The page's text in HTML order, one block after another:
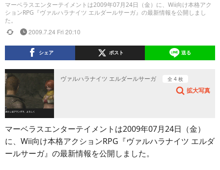
マーベラスエンターテイメントは2009年07月24日（金）に、Wii向け本格アク
ションRPG『ヴァルハラナイツ エルダールサーガ』の最新情報を公開しまし
た。
2009.7.24 Fri 20:10
シェア ポスト 送る
ヴァルハラナイツ エルダールサーガ 全 4 枚
拡大写真
マーベラスエンターテイメントは2009年07月24日（金）
に、Wii向け本格アクションRPG『ヴァルハラナイツ エルダ
ールサーガ』の最新情報を公開しました。